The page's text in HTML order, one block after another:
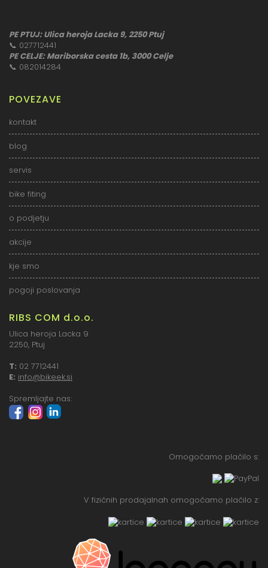
PE PTUJ: Ulica heroja Lacka 9, 2250 Ptuj
📞 027712441
PE CELJE: Mariborska cesta 1b, 3000 Celje
📞 082014284
POVEZAVE
kontakt
blog
servis
bike fiting
o podjetju
akcije
kje smo
pogoji poslovanja
RIBS COM d.o.o.
Ulica heroja Lacka 9
2250, Ptuj
T: 02 7712441
E: info@bikeek.si
Spremljajte nas:
Omogočamo plačilo s:
V fizičnih prodajalnah omogočamo plačilo z: